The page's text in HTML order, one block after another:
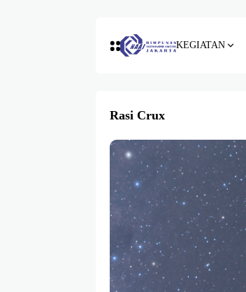
KEGIATAN
Rasi Crux